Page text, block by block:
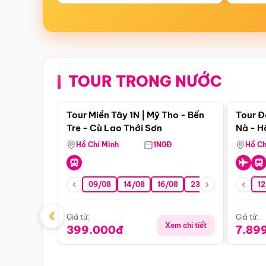
TOUR TRONG NƯỚC
Điểm nổi bật
Tour Miền Tây 1N | Mỹ Tho - Bến
Tre - Cù Lao Thới Sơn
Hồ Chí Minh 1N0Đ
09/08 14/08 16/08 23/08 30/08
Giá từ:
399.000đ Xem chi tiết
Tour
Nà -
Nha
Hồ
Giá từ:
‹